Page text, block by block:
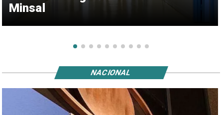
Minsal
NACIONAL